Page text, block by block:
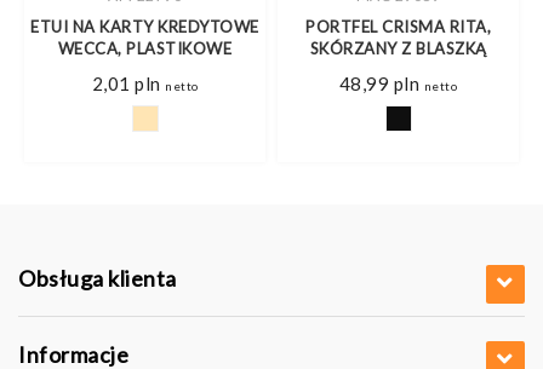
ETUI NA KARTY KREDYTOWE
WECCA, PLASTIKOWE
2,01 pln netto
PORTFEL CRISMA RITA,
SKÓRZANY Z BLASZKĄ
48,99 pln netto
Obsługa klienta
Informacje